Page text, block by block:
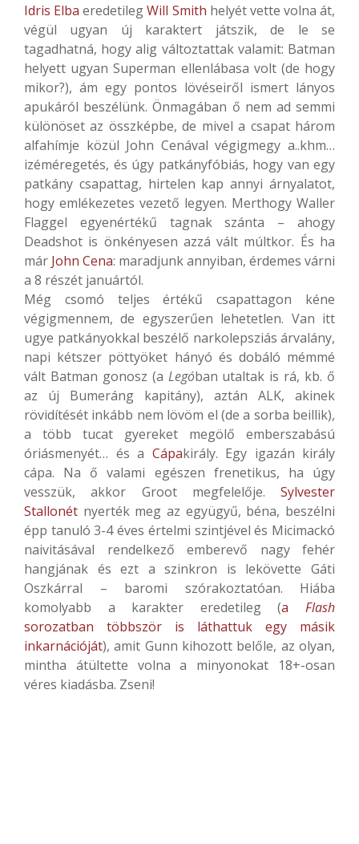
Idris Elba eredetilegWill Smith helyét vette volna át,
végül ugyan új karaktert játszik, de le se
tagadhatná, hogy alig változtattak valamit: Batman
helyett ugyan Superman ellenlábasa volt (de hogy
mikor?), ám egy pontos lövéseiről ismert lányos
apukáról beszélünk. Önmagában ő nem ad semmi
különöset az összképbe, de mivel a csapat három
alfahímje közül John Cenával végigmegy a..khm…
izéméregetés, és úgy patkányfóbiás, hogy van egy
patkány csapattag, hirtelen kap annyi árnyalatot,
hogy emlékezetes vezető legyen. Merthogy Waller
Flaggel egyenértékű tagnak szánta – ahogy
Deadshot is önkényesen azzá vált múltkor. És ha
már John Cena: maradjunk annyiban, érdemes várni
a 8 részét januártól.
Még csomó teljes értékű csapattagon kéne
végigmennem, de egyszerűen lehetetlen. Van itt
ugye patkányokkal beszélő narkolepsziás árvalány,
napi kétszer pöttyöket hányó és dobáló mémmé
vált Batman gonosz (a Legóban utaltak is rá, kb. ő
az új Bumeráng kapitány), aztán ALK, akinek
rövidítését inkább nem lövöm el (de a sorba beillik),
a több tucat gyereket megölő emberszabású
óriásmenyét… és a Cápakirály. Egy igazán király
cápa. Na ő valami egészen frenetikus, ha úgy
vesszük, akkor Groot megfelelője. Sylvester
Stallonét nyerték meg az együgyű, béna, beszélni
épp tanuló 3-4 éves értelmi szintjével és Micimackó
naivitásával rendelkező emberevő nagy fehér
hangjának és ezt a szinkron is lekövette Gáti
Oszkárral – baromi szórakoztatóan. Hiába
komolyabb a karakter eredetileg (aFlash
sorozatban többször is láthattuk egy másik
inkarnációját), amit Gunn kihozott belőle, az olyan,
mintha átültette volna a minyonokat 18+-osan
véres kiadásba. Zseni!